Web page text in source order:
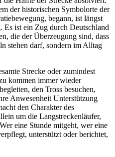
der historischen Symbolorte der
begann, ist längst
Es ist ein Zug durch Deutschland
die der Überzeugung sind, dass
stehen darf, sondern im Alltag
Strecke oder zumindest
kommen immer wieder
den Tross besuchen,
Anwesenheit Unterstützung
den Charakter des
um die Langstreckenläufer,
eine Stunde mitgeht, wer eine
unterstützt oder berichtet,